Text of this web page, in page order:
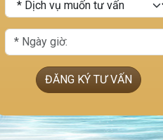
ĐĂNG KÝ TƯ VẤN